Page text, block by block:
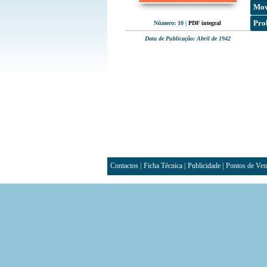
Número: 10 | PDF integral
Data de Publicação: Abril de 1942
Contactos| Ficha Técnica| Publicidade| Pontos de